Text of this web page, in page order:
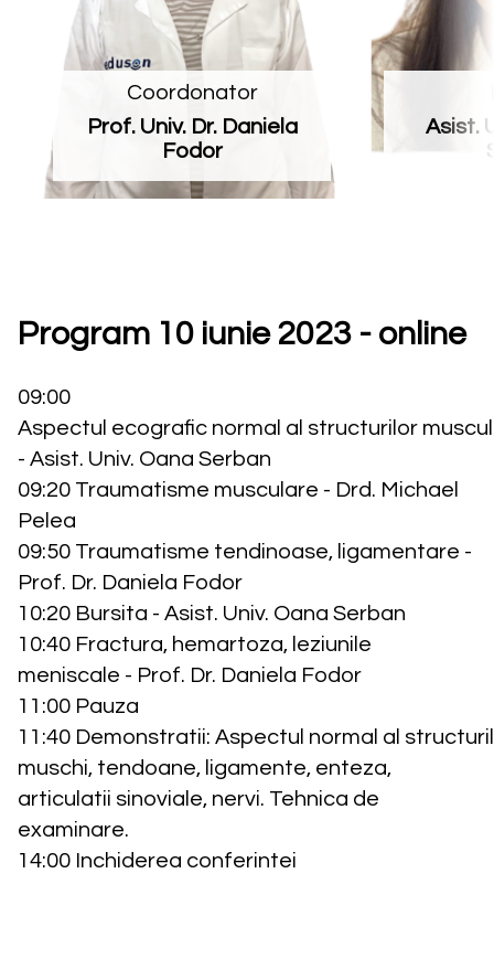
Coordonator
Prof. Univ. Dr. Daniela
Fodor
Asist.
Program 10 iunie 2023 - online
09:00
Aspectul ecografic normal al structurilor
- Asist. Univ. Oana Serban
09:20 Traumatisme musculare - Drd. Michael
Pelea
09:50 Traumatisme tendinoase, ligamentare -
Prof. Dr. Daniela Fodor
10:20 Bursita - Asist. Univ. Oana Serban
10:40 Fractura, hemartoza, leziunile
meniscale - Prof. Dr. Daniela Fodor
11:00 Pauza
11:40 Demonstratii: Aspectul normal al
muschi, tendoane, ligamente, enteza,
articulatii sinoviale, nervi. Tehnica de
examinare.
14:00 Inchiderea conferintei